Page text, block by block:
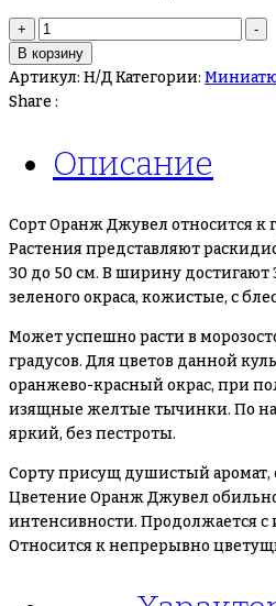
+
Количество
товара
Розы
Оранж
-
В корзину
Артикул: Н/ДКатегории:
Share :
Описание
Сорт Оранж Джувел относится к
Растения представляют
30 до 50 см. В ширину достигают
зеленого окраса, кожистые, с
Может успешно расти в
градусов. Для цветов данной
оранжево-красный окрас, при
изящные желтые тычинки. По
яркий, без пестроты.
Сорту присущ душистый аромат,
Цветение Оранж Джувел
интенсивности. Продолжается с
Относится к непрерывно